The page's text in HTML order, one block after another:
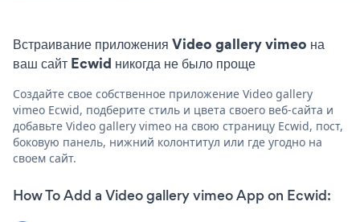
Встраивание приложения Video gallery vimeo на
ваш сайт Ecwid никогда не было проще
Создайте свое собственное приложение Video gallery
vimeo Ecwid, подберите стиль и цвета своего веб-сайта и
добавьте Video gallery vimeo на свою страницу Ecwid, пост,
боковую панель, нижний колонтитул или где угодно на
своем сайт.
How To Add a Video gallery vimeo App on Ecwid: